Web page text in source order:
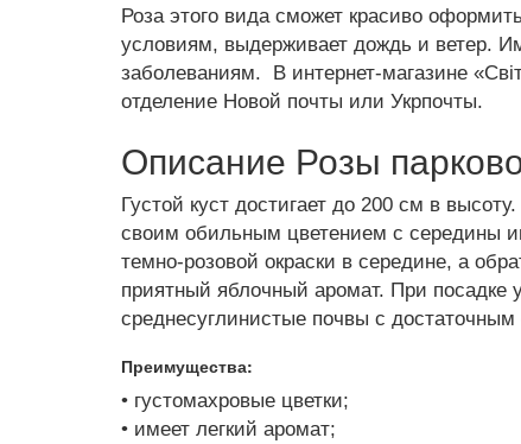
Роза этого вида сможет красиво
условиям, выдерживает дождь и ветер.
заболеваниям. В интернет-магазине
отделение Новой почты или Укрпочты.
Описание Розы
Густой куст достигает до 200 см в
своим обильным цветением с середины
темно-розовой окраски в середине, а
приятный яблочный аромат. При
среднесуглинистые почвы с
Преимущества:
• густомахровые цветки;
• имеет легкий аромат;